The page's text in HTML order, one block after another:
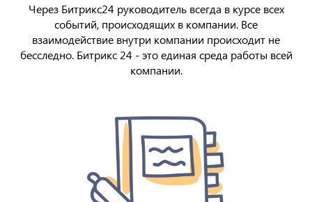
Через Битрикс24 руководитель всегда в курсе всех
событий, происходящих в компании. Все
взаимодействие внутри компании происходит не
бесследно. Битрикс 24 - это единая среда работы всей
компании.